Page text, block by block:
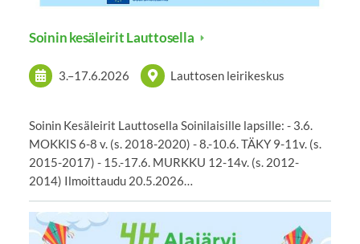
Soinin kesäleirit Lauttosella
3.–17.6.2026 Lauttosen leirikeskus
Soinin Kesäleirit Lauttosella Soinilaisille lapsille: - 3.6.
MOKKIS 6-8 v. (s. 2018-2020) - 8.-10.6. TÄKY 9-11v. (s.
2015-2017) - 15.-17.6. MURKKU 12-14v. (s. 2012-
2014) Ilmoittaudu 20.5.2026…